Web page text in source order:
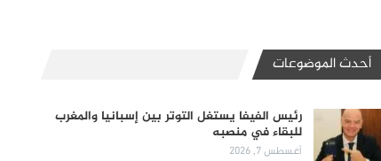
أحدث الموضوعات
رئيس الفيفا يستغل التوتر بين إسبانيا والمغرب
للبقاء في منصبه
أغسطس 7, 2026